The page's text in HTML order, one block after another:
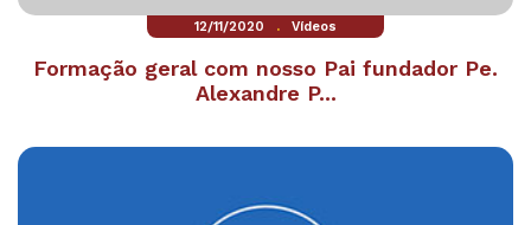
12/11/2020 . Vídeos
Formação geral com nosso Pai fundador Pe.
Alexandre P...